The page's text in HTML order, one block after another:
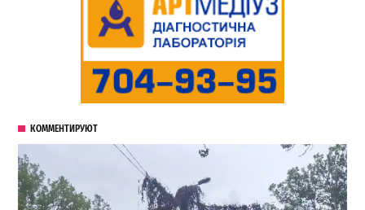
КОММЕНТИРУЮТ